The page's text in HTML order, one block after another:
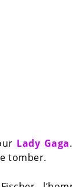
Lady Gaga
tomber.